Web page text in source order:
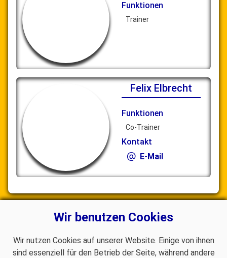
Funktionen
Trainer
Felix Elbrecht
Funktionen
Co-Trainer
Kontakt
E-Mail
TeilenWir benutzen Cookies
Wir nutzen Cookies auf unserer Website. Einige von ihnen
sind essenziell für den Betrieb der Seite, während andere